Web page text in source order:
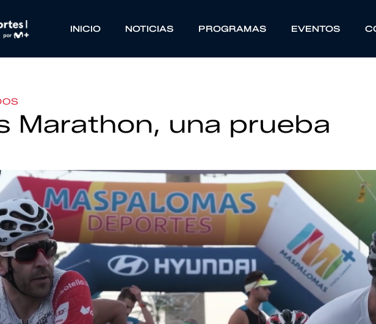
INICIO NOTICIAS PROGRAMAS EVENTOS
Marathon, una prueba